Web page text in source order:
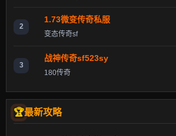
2
1.73微变传奇私服
变态传奇sf
3
战神传奇sf523sy
180传奇
最新攻略